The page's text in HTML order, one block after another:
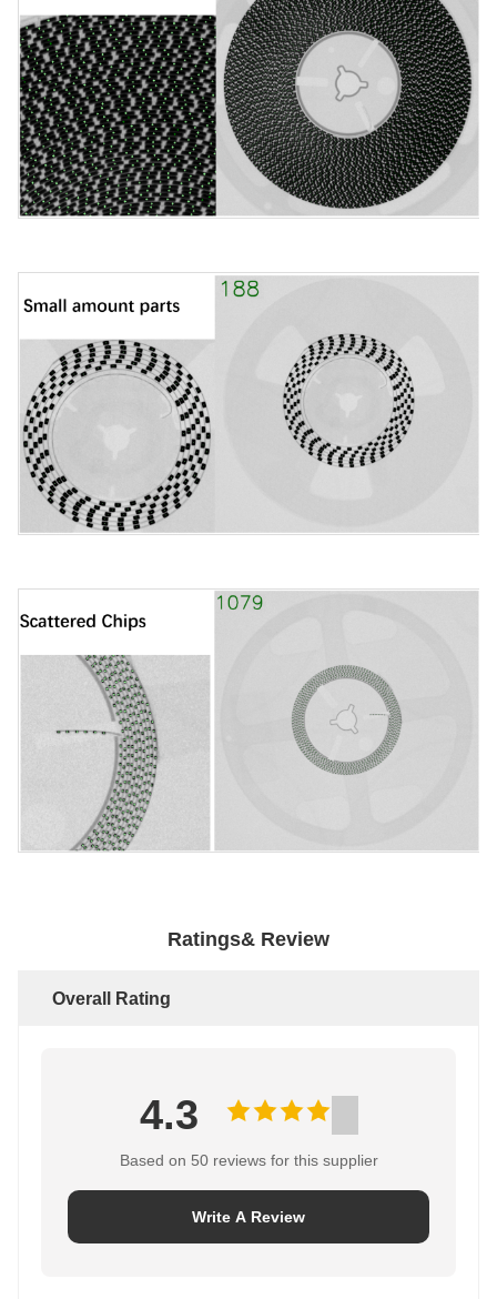
Ratings& Review
Overall Rating
4.3
Based on 50 reviews for this supplier
Write A Review